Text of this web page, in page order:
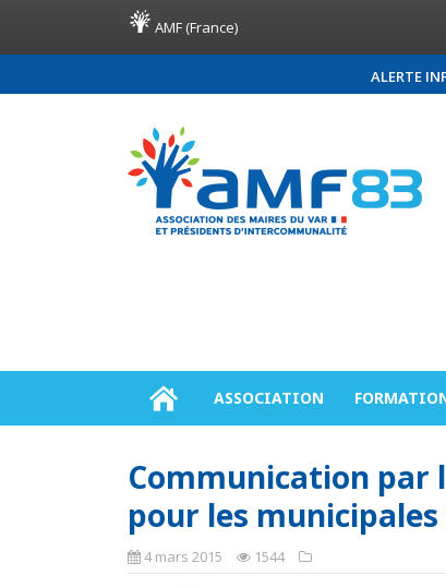
AMF (France)
ALERTE
ASSOCIATION
Communication par
pour les
4 mars 2015 1544